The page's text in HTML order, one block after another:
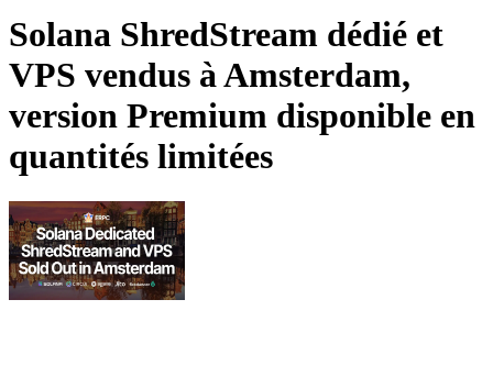
Solana ShredStream dédié et
VPS vendus à Amsterdam,
version Premium disponible en
quantités limitées